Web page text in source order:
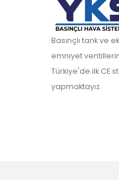
Basınçlı tank ve
emniyet
Türkiye'de ilk CE
yapmaktayız.